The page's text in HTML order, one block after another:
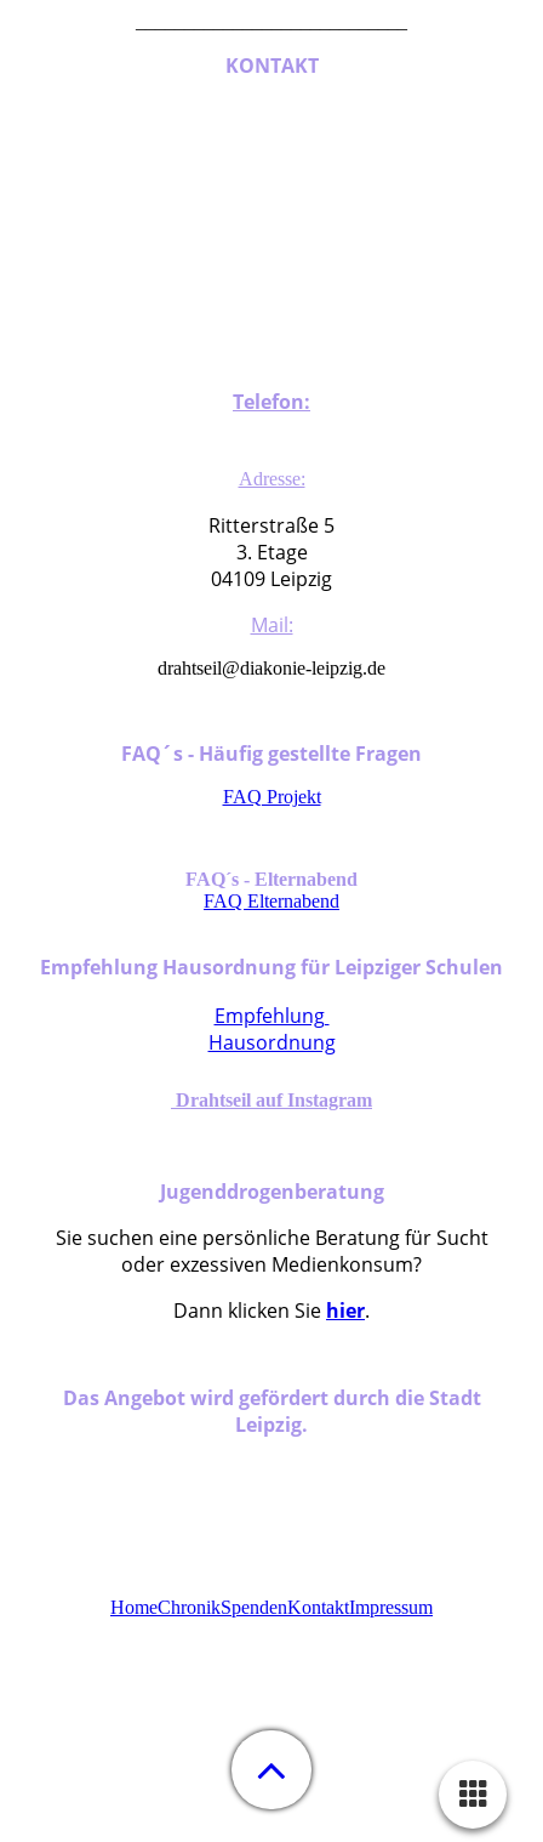
KONTAKT
Telefon:
Adresse:
Ritterstraße 5
3. Etage
04109 Leipzig
Mail:
drahtseil@diakonie-leipzig.de
FAQ´s - Häufig gestellte Fragen
FAQ Projekt
FAQ´s - Elternabend
FAQ Elternabend
Empfehlung Hausordnung für Leipziger Schulen
Empfehlung
Hausordnung
Drahtseil auf Instagram
Jugenddrogenberatung
Sie suchen eine persönliche Beratung für Sucht
oder exzessiven Medienkonsum?
Dann klicken Sie hier.
Das Angebot wird gefördert durch die Stadt
Leipzig.
HomeChronikSpendenKontaktImpressum